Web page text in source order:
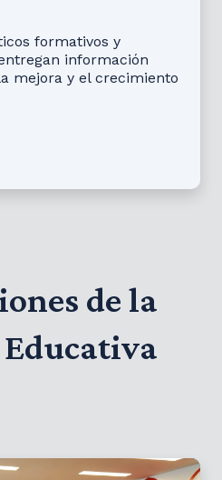
formativos y
información
mejora y el crecimiento
de la